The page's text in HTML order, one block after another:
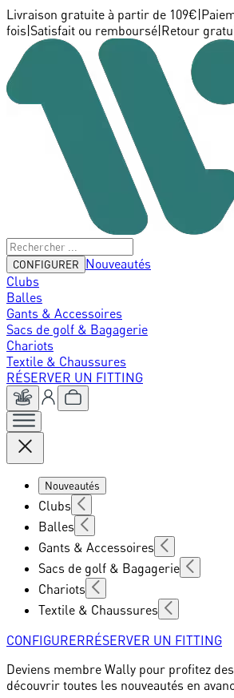
Livraison gratuite à partir de 109€
fois Satisfait ou remboursé Retour
CONFIGURER
Nouveautés
Clubs
Balles
Gants & Accessoires
Sacs de golf & Bagagerie
Chariots
Textile & Chaussures
RÉSERVER UN FITTING
Nouveautés
Clubs
Balles
Gants & Accessoires
Sacs de golf & Bagagerie
Chariots
Textile & Chaussures
CONFIGURERRÉSERVER UN FITTING
Deviens membre Wally pour profitez
découvrir toutes les nouveautés en